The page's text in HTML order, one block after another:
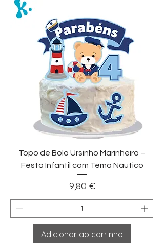
Topo de Bolo Ursinho Marinheiro –
Festa Infantil com Tema Náutico
Preço
9,80 €
Adicionar ao carrinho